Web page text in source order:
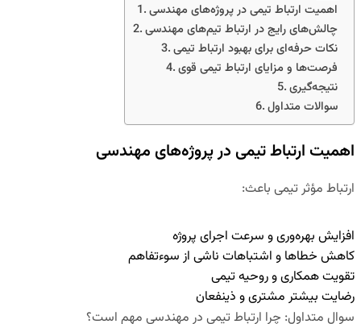
اهمیت ارتباط تیمی در پروژه‌های مهندسی
چالش‌های رایج در ارتباط تیم‌های مهندسی
نکات حرفه‌ای برای بهبود ارتباط تیمی
فرصت‌ها و مزایای ارتباط تیمی قوی
نتیجه‌گیری
سوالات متداول
اهمیت ارتباط تیمی در پروژه‌های مهندسی
ارتباط مؤثر تیمی باعث:
افزایش بهره‌وری و سرعت اجرای پروژه
کاهش خطاها و اشتباهات ناشی از سوءتفاهم
تقویت همکاری و روحیه تیمی
رضایت بیشتر مشتری و ذینفعان
سوال متداول: چرا ارتباط تیمی در مهندسی مهم است؟